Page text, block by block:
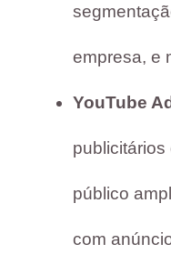
empresa, e
YouTube
publicitários
público
com